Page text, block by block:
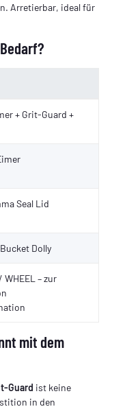
Arretierbar, ideal für
+ Grit-Guard +
Seal Lid
Dolly
WHEEL – zur
mit dem
Guard ist keine
in den